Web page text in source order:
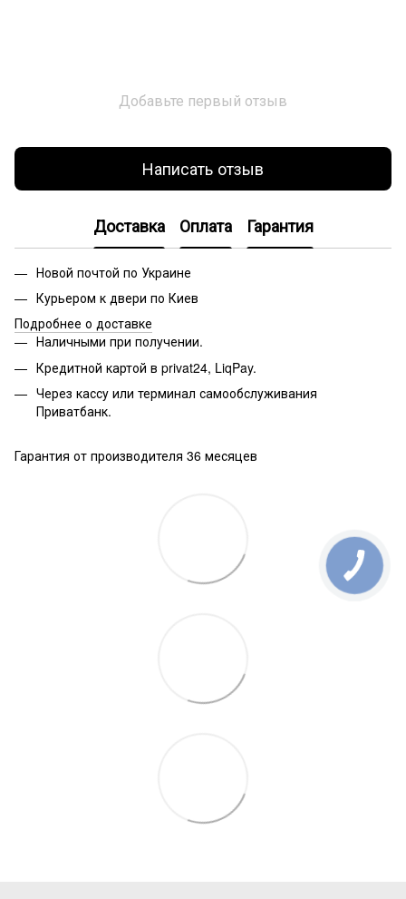
Добавьте первый отзыв
Написать отзыв
Доставка Оплата Гарантия
Новой почтой по Украине
Курьером к двери по Киев
Подробнее о доставке
Наличными при получении.
Кредитной картой в privat24, LiqPay.
Через кассу или терминал самообслуживания
Приватбанк.
Гарантия от производителя 36 месяцев